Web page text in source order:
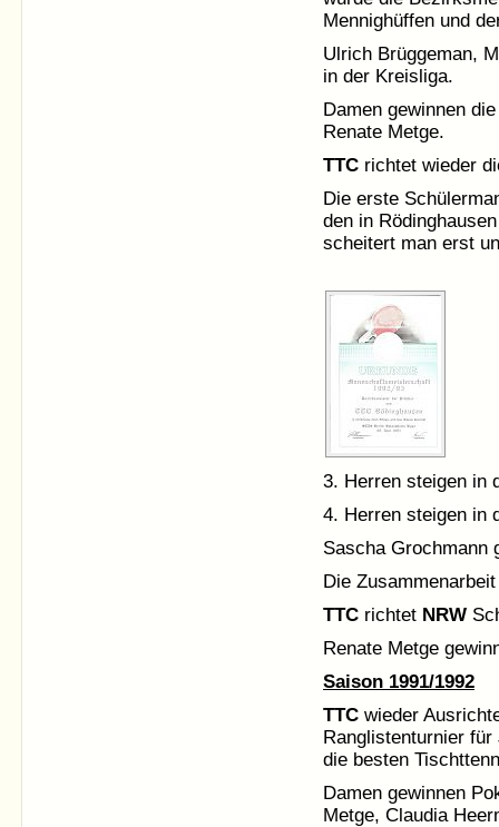
Mennighüffen und
Ulrich Brüggeman,
in der Kreisliga.
Damen gewinnen
Renate Metge.
TTC richtet wieder
Die erste
den in
scheitert man erst
3. Herren steigen in
4. Herren steigen in
Sascha Grochmann
Die
TTC richtet NRW
Renate Metge
Saison 1991/1992
TTC wieder
Ranglistenturnier
die besten
Damen gewinnen
Metge, Claudia